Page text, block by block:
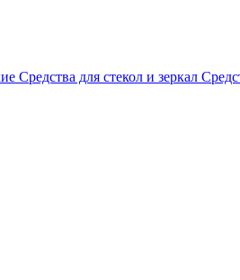
Средства для стекол и зеркал